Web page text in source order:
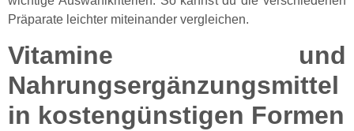
Präparate leichter miteinander vergleichen.
Vitamine und
Nahrungsergänzungsmittel
in kostengünstigen Formen